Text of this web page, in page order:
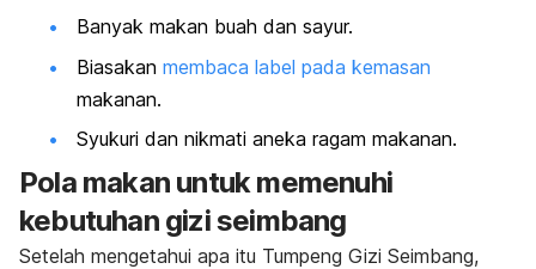
Banyak makan buah dan sayur.
Biasakan membaca label pada kemasan
makanan.
Syukuri dan nikmati aneka ragam makanan.
Pola makan untuk memenuhi
kebutuhan gizi seimbang
Setelah mengetahui apa itu Tumpeng Gizi Seimbang,